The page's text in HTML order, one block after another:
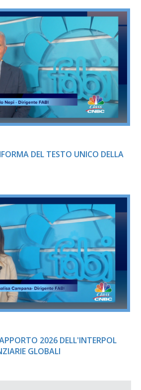
DEL TESTO UNICO DELLA
2026 DELL'INTERPOL
GLOBALI